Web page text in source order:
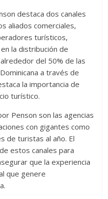
destaca dos canales
aliados comerciales,
turísticos,
la distribución de
del 50% de las
a través de
la importancia de
turístico.
Penson son las agencias
con gigantes como
de turistas al año. El
estos canales para
que la experiencia
que genere